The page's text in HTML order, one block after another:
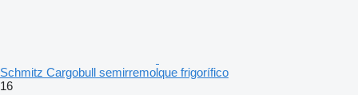
Schmitz Cargobull semirremolque frigorífico
16